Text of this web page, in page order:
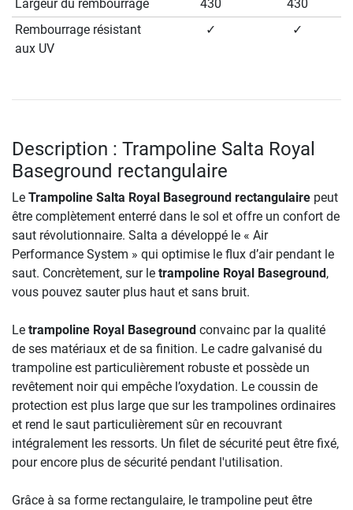
Largeur du rembourrage 430
430
Rembourrage résistant
aux UV
✓ ✓
Description : Trampoline Salta Royal
Baseground rectangulaire
Le Trampoline Salta Royal Baseground rectangulaire peut
être complètement enterré dans le sol et offre un confort de
saut révolutionnaire. Salta a développé le « Air
Performance System » qui optimise le flux d’air pendant le
saut. Concrètement, sur le trampoline Royal Baseground,
vous pouvez sauter plus haut et sans bruit.
Le trampoline Royal Baseground convainc par la qualité
de ses matériaux et de sa finition. Le cadre galvanisé du
trampoline est particulièrement robuste et possède un
revêtement noir qui empêche l’oxydation. Le coussin de
protection est plus large que sur les trampolines ordinaires
et rend le saut particulièrement sûr en recouvrant
intégralement les ressorts. Un filet de sécurité peut être fixé,
pour encore plus de sécurité pendant l'utilisation.
Grâce à sa forme rectangulaire, le trampoline peut être